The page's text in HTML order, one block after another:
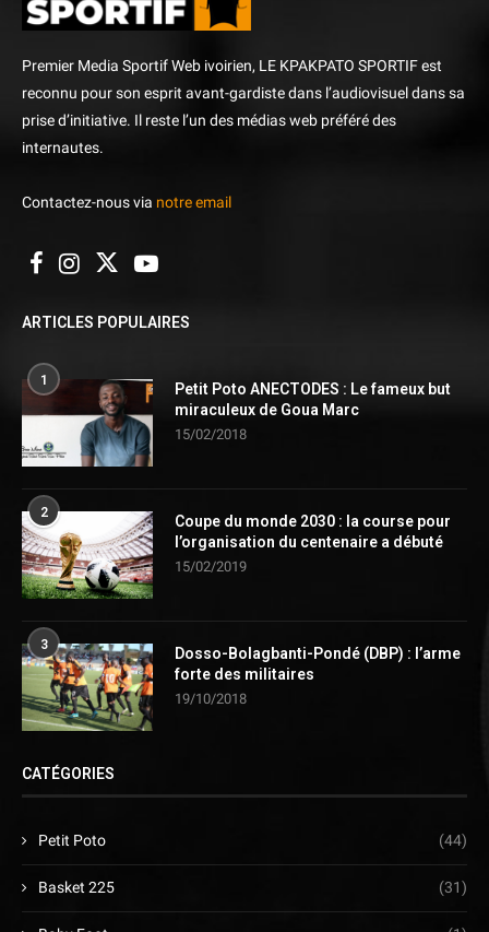
Premier Media Sportif Web ivoirien, LE KPAKPATO SPORTIF est
reconnu pour son esprit avant-gardiste dans l’audiovisuel dans sa
prise d’initiative. Il reste l’un des médias web préféré des
internautes.
Contactez-nous via notre email
ARTICLES POPULAIRES
1
Petit Poto ANECTODES : Le fameux but
miraculeux de Goua Marc
15/02/2018
2
Coupe du monde 2030 : la course pour
l’organisation du centenaire a débuté
15/02/2019
3
Dosso-Bolagbanti-Pondé (DBP) : l’arme
forte des militaires
19/10/2018
CATÉGORIES
Petit Poto (44)
Basket 225 (31)